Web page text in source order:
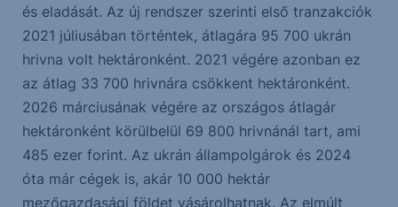
és eladását. Az új rendszer szerinti első tranzakciók
2021 júliusában történtek, átlagára 95 700 ukrán
hrivna volt hektáronként. 2021 végére azonban ez
az átlag 33 700 hrivnára csökkent hektáronként.
2026 márciusának végére az országos átlagár
hektáronként körülbelül 69 800 hrivnánál tart, ami
485 ezer forint. Az ukrán állampolgárok és 2024
óta már cégek is, akár 10 000 hektár
mezőgazdasági földet vásárolhatnak. Az elmúlt